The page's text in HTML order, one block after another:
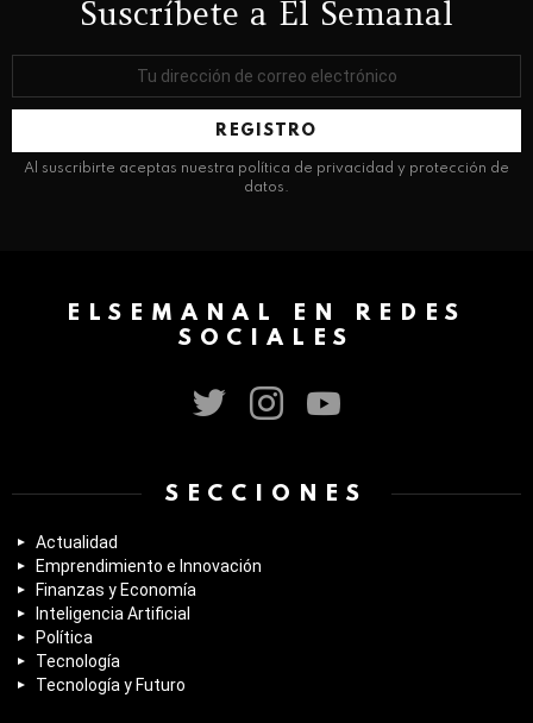
Suscríbete a El Semanal
correo
Al suscribirte aceptas nuestra política de privacidad y protección de
datos.
ELSEMANAL EN REDES
SOCIALES
SECCIONES
Actualidad
Emprendimiento e Innovación
Finanzas y Economía
Inteligencia Artificial
Política
Tecnología
Tecnología y Futuro